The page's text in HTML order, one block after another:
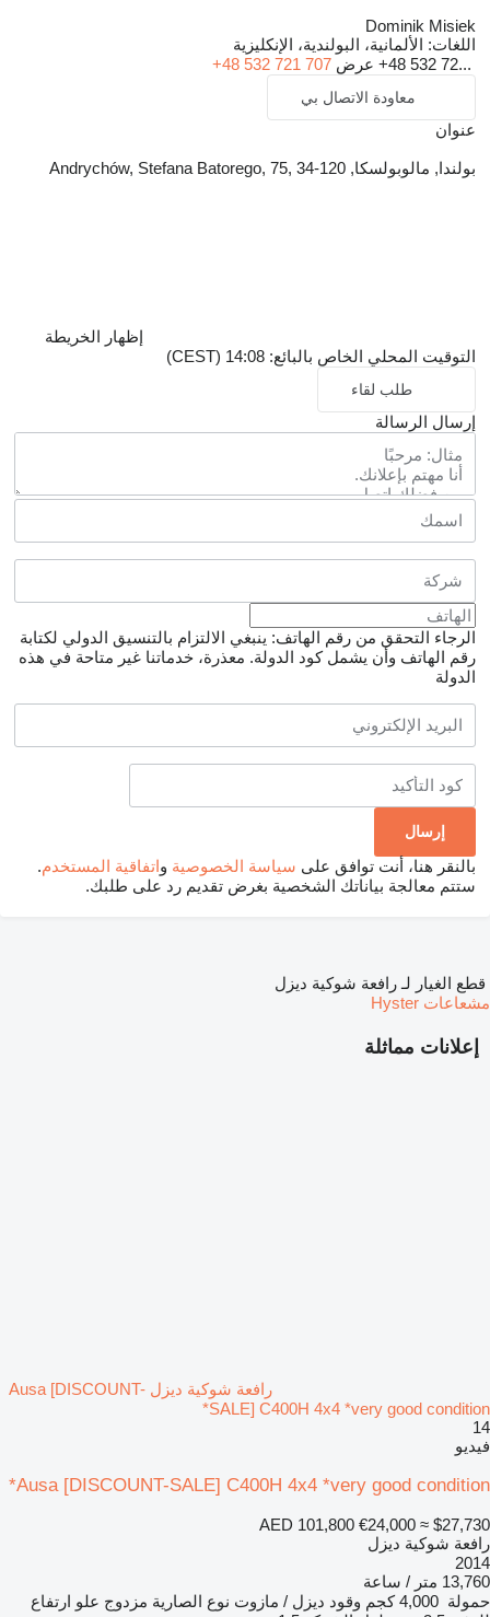
Dominik Misiek
اللغات: الألمانية، البولندية، الإنكليزية
+48 532 72... عرض +48 532 721 707
معاودة الاتصال بي
عنوان
بولندا, مالوبولسكا, Andrychów, Stefana Batorego, 75, 34-120
إظهار الخريطة
التوقيت المحلي الخاص بالبائع: 14:08 (CEST)
طلب لقاء
إرسال الرسالة
الرجاء التحقق من رقم الهاتف: ينبغي الالتزام بالتنسيق الدولي لكتابة
رقم الهاتف وأن يشمل كود الدولة. معذرة، خدماتنا غير متاحة في هذه
الدولة
بالنقر هنا، أنت توافق على سياسة الخصوصية واتفاقية المستخدم.
ستتم معالجة بياناتك الشخصية بغرض تقديم رد على طلبك.
إعلانات مماثلة
رافعة شوكية ديزل Ausa [DISCOUNT-
SALE] C400H 4x4 *very good condition*
14
فيديو
Ausa [DISCOUNT-SALE] C400H 4x4 *very good condition*
AED 101,800 €24,000 ≈ $27,730
رافعة شوكية ديزل
2014
13,760 متر / ساعة
حمولة 4,000 كجم وقود ديزل / مازوت نوع الصارية مزدوج علو ارتفاع
قطع الغيار لـ رافعة شوكية ديزل
مشعاعات Hyster